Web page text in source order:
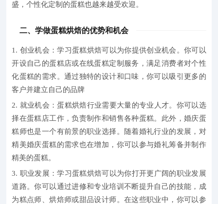
盛，个性化定制的蛋糕也越来越受欢迎。
二、学做蛋糕烘焙的优势和机会
1. 创业机会：学习蛋糕烘焙可以为你提供创业机会。你可以
开设自己的蛋糕店或在线蛋糕定制服务，满足消费者对个性
化蛋糕的需求。通过独特的设计和口味，你可以吸引更多的
客户并建立自己的品牌
2. 就业机会 ：蛋糕烘焙行业需要大量的专业人才。你可以选
择在蛋糕店工作，负责制作和销售各种蛋糕。此外，婚庆蛋
糕师也是一个有前景的职业选择。随着婚礼行业的发展，对
精美婚庆蛋糕的需求也在增加，你可以参与婚礼筹备并制作
精美的蛋糕。
3. 职业发展：学习蛋糕烘焙可以为你打开更广阔的职业发展
道路。你可以通过进修和专业培训不断提升自己的技能，成
为糕点师、烘焙师或甜品设计师。在这些职业中，你可以参